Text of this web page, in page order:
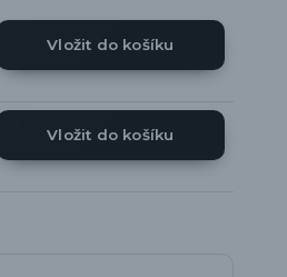
Vložit do košíku
Vložit do košíku